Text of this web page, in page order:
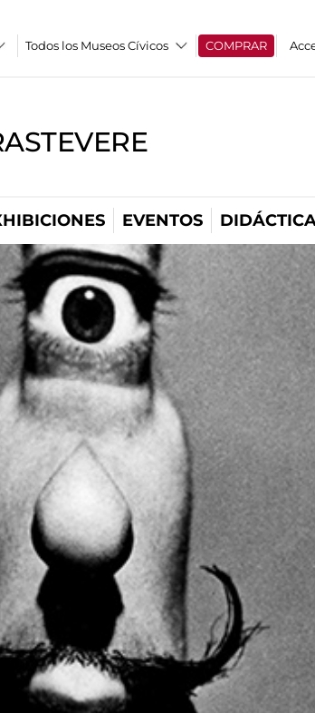
Todos los Museos Cívicos COMPRAR
EVENTOS